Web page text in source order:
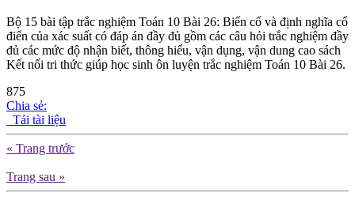
Bộ 15 bài tập trắc nghiệm Toán 10 Bài 26: Biến cố và định nghĩa cổ
điển của xác suất có đáp án đầy đủ gồm các câu hỏi trắc nghiệm đầy
đủ các mức độ nhận biết, thông hiểu, vận dụng, vận dung cao sách
Kết nối tri thức giúp học sinh ôn luyện trắc nghiệm Toán 10 Bài 26.
875
Chia sẻ:
Tải tài liệu
« Trang trước
Trang sau »